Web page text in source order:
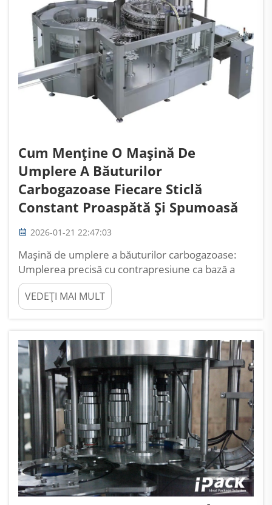
Cum Menține O Mașină De
Umplere A Băuturilor
Carbogazoase Fiecare Sticlă
Constant Proaspătă Și Spumoasă
2026-01-21 22:47:03
Mașină de umplere a băuturilor carbogazoase:
Umplerea precisă cu contrapresiune ca bază a
retenției de CO2. Fizica solubilității CO2 și de ce
potrivirea în timp real a presiunii este obligatorie.
Conform legii lui Henry, cantitatea de CO2 care se
VEDEȚI MAI MULT